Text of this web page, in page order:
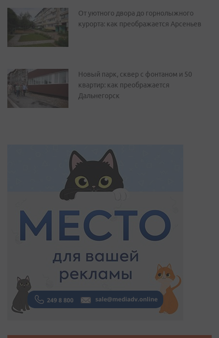
От уютного двора до горнолыжного
курорта: как преображается Арсеньев
Новый парк, сквер с фонтаном и 50
квартир: как преображается
Дальнегорск